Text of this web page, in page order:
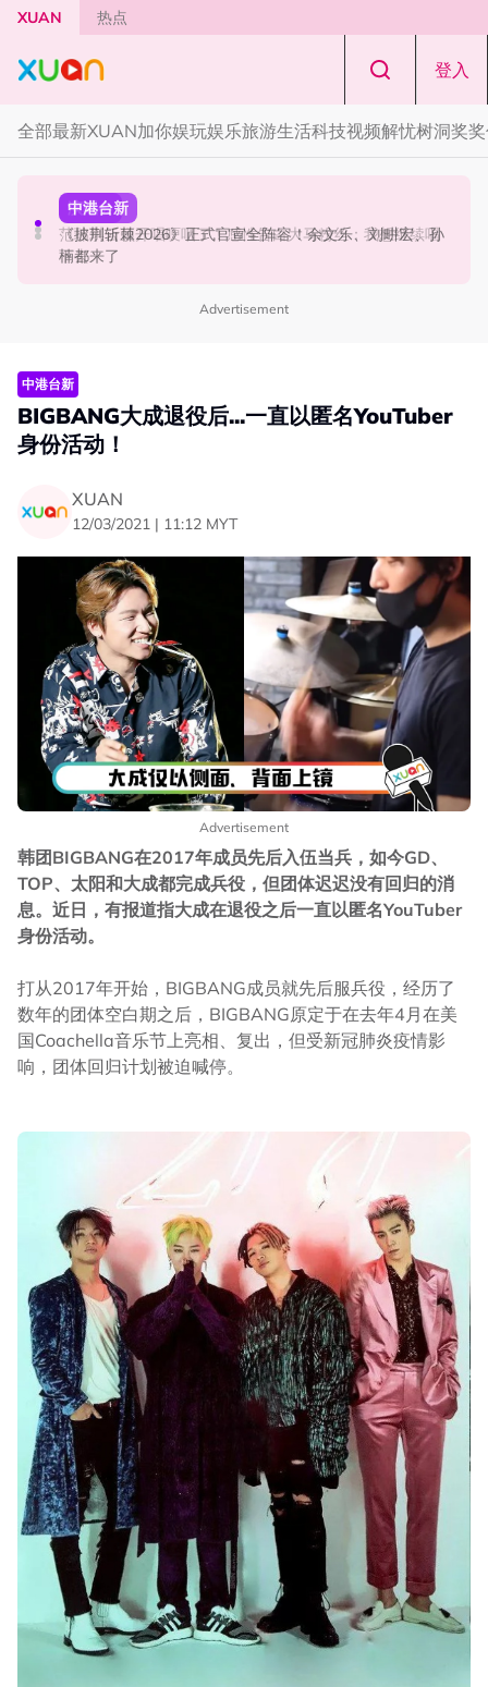
Skip to main content
XUAN 热点
登入
全部最新XUAN加你娱玩娱乐旅游生活科技视频解忧树洞奖
中港台新
陈土豆玩梗《下一站幸福》！同框阿信、吴建豪上演“光晞
不能捐”桥段
演唱会
范玮琪云顶开唱哽咽了！感性告白大马粉丝：我想继续唱
下去
中港台新
《披荆斩棘2026》正式官宣全阵容！余文乐、刘畊宏、孙
楠都来了
Advertisement
中港台新
BIGBANG大成退役后...一直以匿名YouTuber
身份活动！
XUAN
12/03/2021 | 11:12 MYT
Advertisement
韩团BIGBANG在2017年成员先后入伍当兵，如今GD、
TOP、太阳和大成都完成兵役，但团体迟迟没有回归的消
息。近日，有报道指大成在退役之后一直以匿名YouTuber
身份活动。
打从2017年开始，BIGBANG成员就先后服兵役，经历了
数年的团体空白期之后，BIGBANG原定于在去年4月在美
国Coachella音乐节上亮相、复出，但受新冠肺炎疫情影
响，团体回归计划被迫喊停。